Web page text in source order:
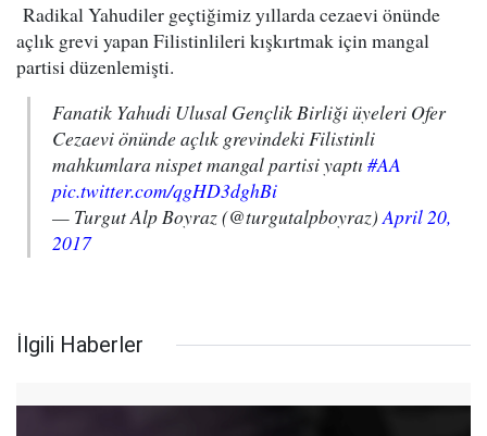
Radikal Yahudiler geçtiğimiz yıllarda cezaevi önünde
açlık grevi yapan Filistinlileri kışkırtmak için mangal
partisi düzenlemişti.
Fanatik Yahudi Ulusal Gençlik Birliği üyeleri Ofer
Cezaevi önünde açlık grevindeki Filistinli
mahkumlara nispet mangal partisi yaptı #AA
pic.twitter.com/qgHD3dghBi
— Turgut Alp Boyraz (@turgutalpboyraz)April 20,
2017
İlgili Haberler